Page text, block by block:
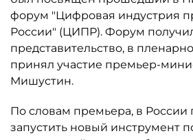
форум "Цифровая индустрия
России" (ЦИПР). Форум
представительство, в
принял участие премьер-
Мишустин.
По словам премьера, в России
запустить новый инструмент